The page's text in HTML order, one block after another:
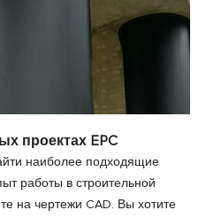
проектах EPC
наиболее подходящие
работы в строительной
на чертежи CAD. Вы хотите